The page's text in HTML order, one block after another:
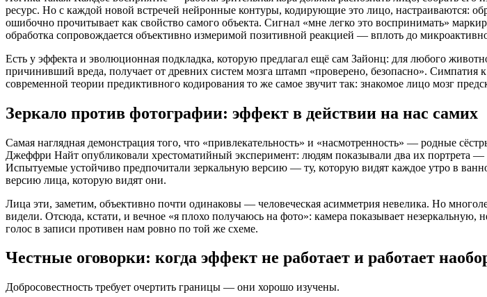
ресурс. Но с каждой новой встречей нейронные контуры, кодирующие это лицо, настраиваются:
ошибочно прочитывает как свойство самого объекта. Сигнал «мне легко это воспринимать»
обработка сопровождается объективно измеримой позитивной реакцией — вплоть до
Есть у эффекта и эволюционная подкладка, которую предлагал ещё сам Зайонц: для любого
причинивший вреда, получает от древних систем мозга штамп «проверено, безопасно».
современной теории предиктивного кодирования то же самое звучит так: знакомое лицо мозг
Зеркало против фотографии: эффект в действии на нас самих
Самая наглядная демонстрация того, что «привлекательность» и «насмотренность» — родные
Джеффри Найт опубликовали хрестоматийный эксперимент: людям показывали два их
Испытуемые устойчиво предпочитали зеркальную версию — ту, которую видят каждое утро в
версию лица, которую видят они.
Лица эти, заметим, объективно почти одинаковы — человеческая асимметрия невелика. Но
видели. Отсюда, кстати, и вечное «я плохо получаюсь на фото»: камера показывает
голос в записи противен нам ровно по той же схеме.
Честные оговорки: когда эффект не работает и работает
Добросовестность требует очертить границы — они хорошо изучены.